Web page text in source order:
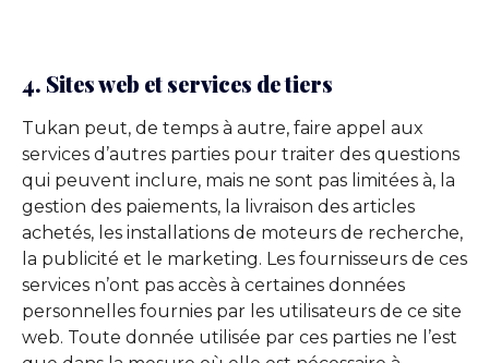
4. Sites web et services de tiers
Tukan peut, de temps à autre, faire appel aux
services d’autres parties pour traiter des questions
qui peuvent inclure, mais ne sont pas limitées à, la
gestion des paiements, la livraison des articles
achetés, les installations de moteurs de recherche,
la publicité et le marketing. Les fournisseurs de ces
services n’ont pas accès à certaines données
personnelles fournies par les utilisateurs de ce site
web. Toute donnée utilisée par ces parties ne l’est